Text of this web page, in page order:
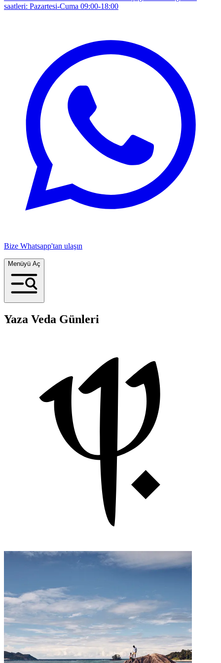
saatleri: Pazartesi-Cuma 09:00-18:00
Bize Whatsapp'tan ulaşın
Menüyü Aç
Yaza Veda Günleri